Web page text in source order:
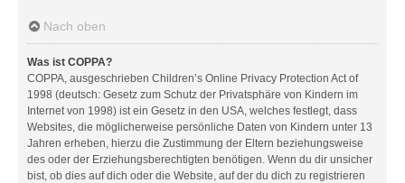
Nach oben
Was ist COPPA?
COPPA, ausgeschrieben Children’s Online Privacy Protection Act of
1998 (deutsch: Gesetz zum Schutz der Privatsphäre von Kindern im
Internet von 1998) ist ein Gesetz in den USA, welches festlegt, dass
Websites, die möglicherweise persönliche Daten von Kindern unter 13
Jahren erheben, hierzu die Zustimmung der Eltern beziehungsweise
des oder der Erziehungsberechtigten benötigen. Wenn du dir unsicher
bist, ob dies auf dich oder die Website, auf der du dich zu registrieren